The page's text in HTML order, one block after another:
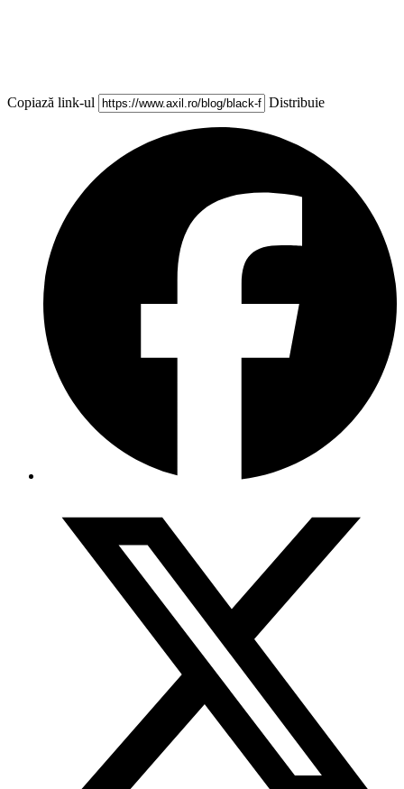
Copiază link-ul Distribuie